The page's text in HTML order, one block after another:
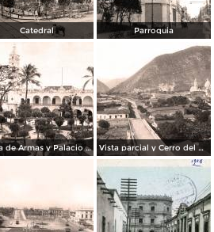
Catedral Parroquia
Plaza de Armas y Palacio Municipal Vista parcial y Cerro del Borrego